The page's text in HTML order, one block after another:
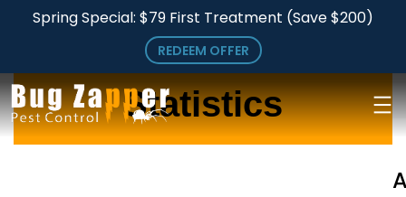
Skip
main
content
Spring Special: $79 First Treatment (Save $200)
REDEEM OFFER
Pest Infestation
Statistics